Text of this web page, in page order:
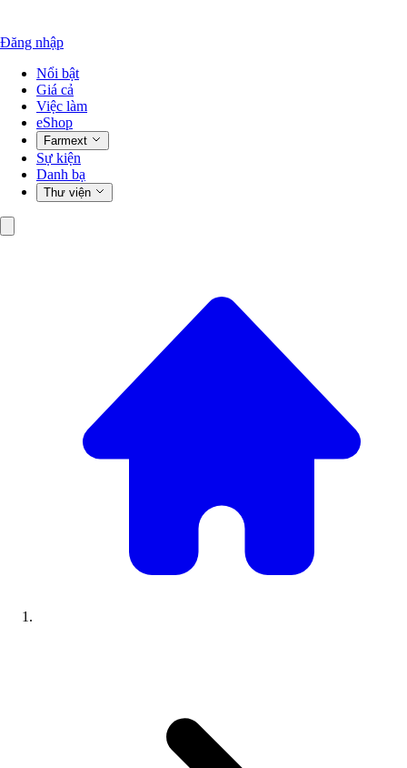
Đăng nhập
Nổi bật
Giá cả
Việc làm
eShop
Farmext
Sự kiện
Danh bạ
Thư viện